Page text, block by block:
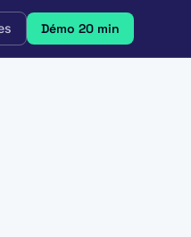
Démo 20 min